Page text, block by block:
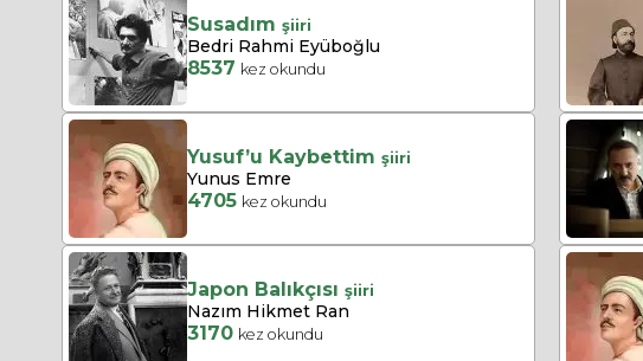
Susadım şiiri
Bedri Rahmi Eyüboğlu
8537 kez okundu
Yusuf’u Kaybettim şiiri
Yunus Emre
4705 kez okundu
Japon Balıkçısı şiiri
Nazım Hikmet Ran
3170 kez okundu